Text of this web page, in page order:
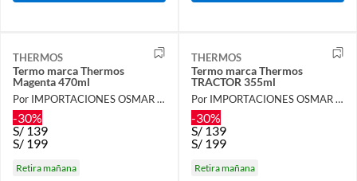
THERMOS
Termo marca Thermos
Magenta 470ml
Por IMPORTACIONES OSMAR S.A.C.
-30%
S/139
S/ 199
Retira mañana
THERMOS
Termo marca Thermos
TRACTOR 355ml
Por IMPORTACIONES OSMAR S.A.C.
-30%
S/139
S/ 199
Retira mañana